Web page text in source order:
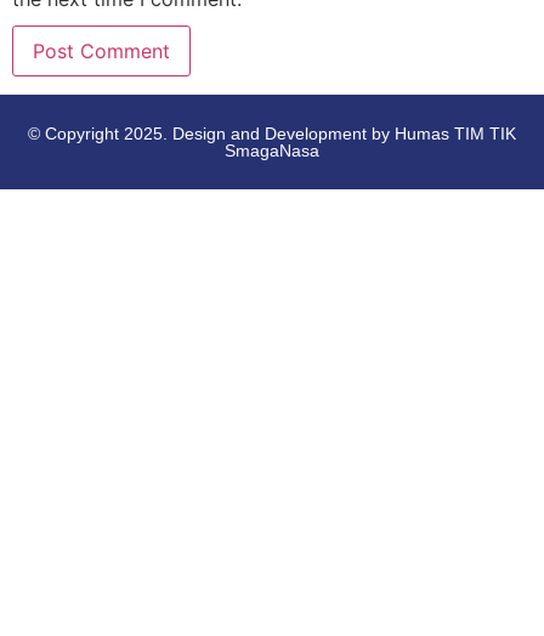
© Copyright 2025. Design and Development by Humas TIM TIK
SmagaNasa